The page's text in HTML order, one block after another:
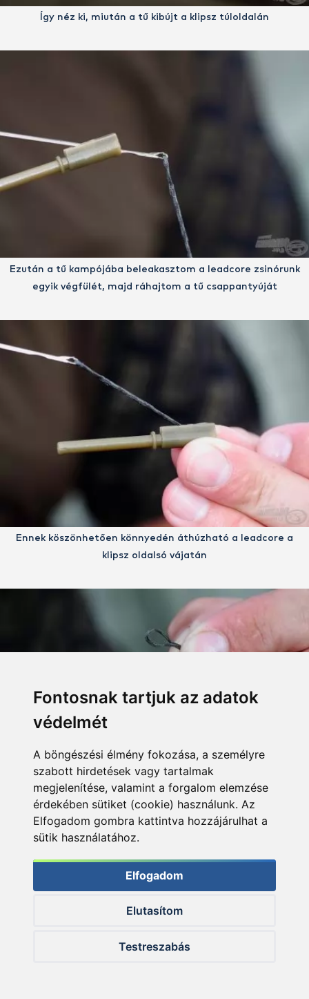
Fontosnak tartjuk az adatok
védelmét
A böngészési élmény fokozása, a személyre
szabott hirdetések vagy tartalmak
megjelenítése, valamint a forgalom elemzése
érdekében sütiket (cookie) használunk. Az
Elfogadom gombra kattintva hozzájárulhat a
sütik használatához.
Elfogadom
Elutasítom
Testreszabás
Így néz ki, miután a tű kibújt a klipsz túloldalán
Ezután a tű kampójába beleakasztom a leadcore zsinórunk
egyik végfülét, majd ráhajtom a tű csappantyúját
Ennek köszönhetően könnyedén áthúzható a leadcore a
klipsz oldalsó vájatán
Az áthúzott zsinórszál végfülét rá kell bújtatni a klipsz test
tetejére…